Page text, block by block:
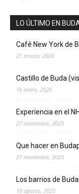
LO ÚLTIMO EN
Café New York de
21 marzo, 2026
Castillo de Buda
16 enero, 2026
Experiencia en el
27 noviembre, 2025
Que hacer en
27 noviembre, 2025
Los barrios de
19 agosto, 2025